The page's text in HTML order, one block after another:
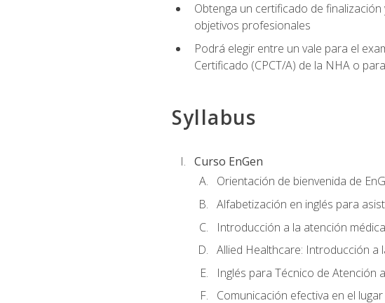
Obtenga un certificado de
objetivos profesionales
Podrá elegir entre un vale para el
Certificado (CPCT/A) de la NHA o
Syllabus
Curso EnGen
Orientación de bienvenida de
Alfabetización en inglés para
Introducción a la atención
Allied Healthcare: Introducción a
Inglés para Técnico de Atención
Comunicación efectiva en el